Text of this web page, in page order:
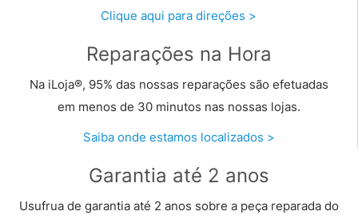
Clique aqui para direções >
Reparações na Hora
Na iLoja®, 95% das nossas reparações são efetuadas
em menos de 30 minutos nas nossas lojas.
Saiba onde estamos localizados >
Garantia até 2 anos
Usufrua de garantia até 2 anos sobre a peça reparada do